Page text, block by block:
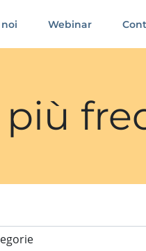
Webinar
più